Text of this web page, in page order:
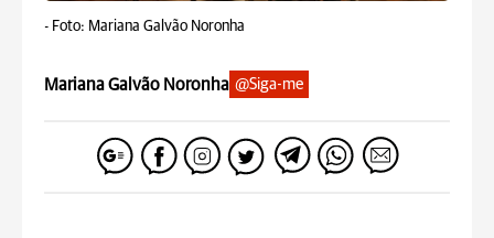
- Foto: Mariana Galvão Noronha
Mariana Galvão Noronha @Siga-me